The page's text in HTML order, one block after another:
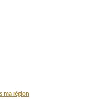
ma région